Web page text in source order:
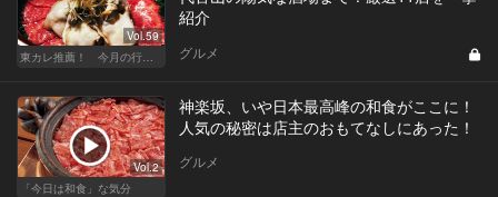
Vol.59
紹介
グルメ
Vol.2
「今日は和食」な気分
神楽坂、いや日本最高峰の和食がここに！
人気の秘密は店主のおもてなしにあった！
グルメ